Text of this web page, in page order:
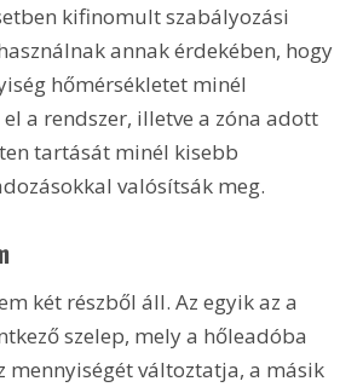
kifinomult szabályozási
annak érdekében, hogy
hőmérsékletet minél
a rendszer, illetve a zóna adott
tartását minél kisebb
valósítsák meg.
szelep, mely a hőleadóba
mennyiségét változtatja, a másik